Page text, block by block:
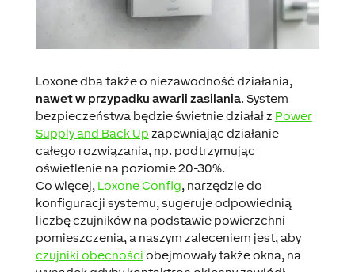
Loxone dba także o niezawodność działania,
nawet w przypadku awarii zasilania. System
bezpieczeństwa będzie świetnie działał z Power
Supply and Back Up zapewniając działanie
całego rozwiązania, np. podtrzymując
oświetlenie na poziomie 20-30%.
Co więcej, Loxone Config, narzędzie do
konfiguracji systemu, sugeruje odpowiednią
liczbę czujników na podstawie powierzchni
pomieszczenia, a naszym zaleceniem jest, aby
czujniki obecności obejmowały także okna, na